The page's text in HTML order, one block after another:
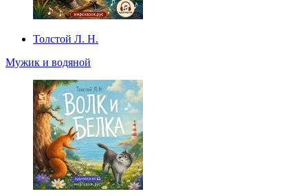
Толстой Л. Н.
Мужик и водяной